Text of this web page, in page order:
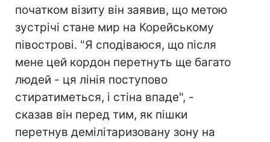
початком візиту він заявив, що метою
зустрічі стане мир на Корейському
півострові. "Я сподіваюся, що після
мене цей кордон перетнуть ще багато
людей - ця лінія поступово
стиратиметься, і стіна впаде", -
сказав він перед тим, як пішки
перетнув демілітаризовану зону на